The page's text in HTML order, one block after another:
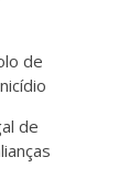
de
de